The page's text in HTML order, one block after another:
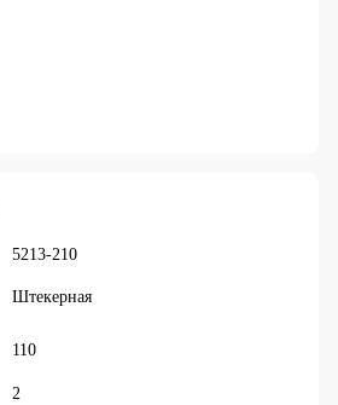
5213-210
Штекерная
110
2